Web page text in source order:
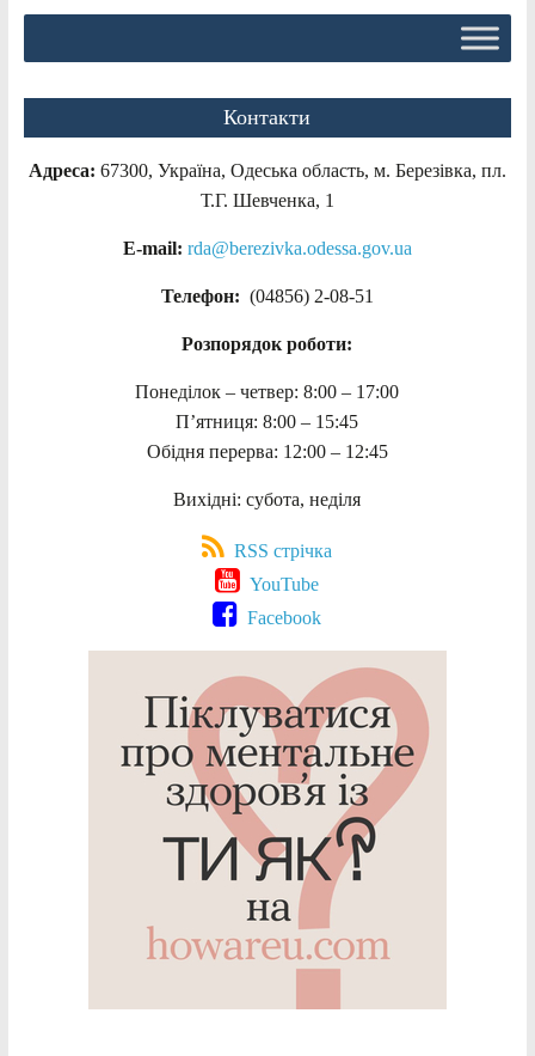
Контакти
Адреса: 67300, Україна, Одеська область, м. Березівка, пл.
Т.Г. Шевченка, 1
E-mail: rda@berezivka.odessa.gov.ua
Телефон: (04856) 2-08-51
Розпорядок роботи:
Понеділок – четвер: 8:00 – 17:00
П’ятниця: 8:00 – 15:45
Обідня перерва: 12:00 – 12:45
Вихідні: субота, неділя
RSS стрічка
YouTube
Facebook